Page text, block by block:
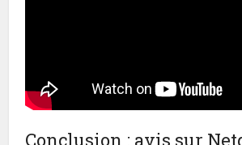
Conclusion : avis sur